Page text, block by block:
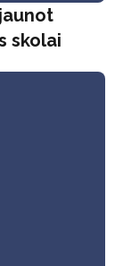
skolai